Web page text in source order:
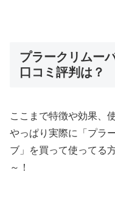
プラークリムー
口コミ評判は？
ここまで特徴や効果、
やっぱり実際に「プラ
ブ」を買って使ってる
～！